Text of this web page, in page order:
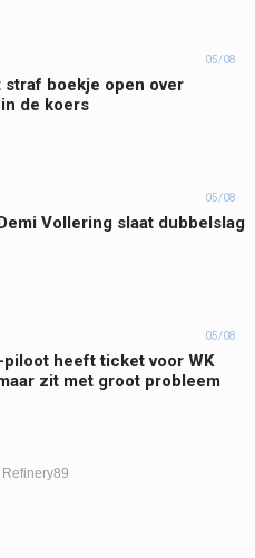
05/08
straf boekje open over
de koers
05/08
Vollering slaat dubbelslag
05/08
piloot heeft ticket voor WK
zit met groot probleem